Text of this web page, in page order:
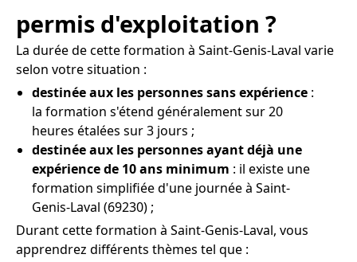
permis d'exploitation ?
La durée de cette formation à Saint-Genis-Laval varie
selon votre situation :
destinée aux les personnes sans expérience :
la formation s'étend généralement sur 20
heures étalées sur 3 jours ;
destinée aux les personnes ayant déjà une
expérience de 10 ans minimum : il existe une
formation simplifiée d'une journée à Saint-
Genis-Laval (69230) ;
Durant cette formation à Saint-Genis-Laval, vous
apprendrez différents thèmes tel que :